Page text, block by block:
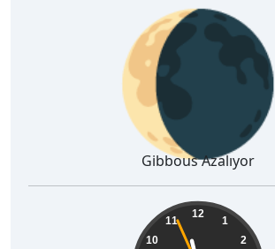
🌘
Gibbous Azalıyor
12
1
2
10
11